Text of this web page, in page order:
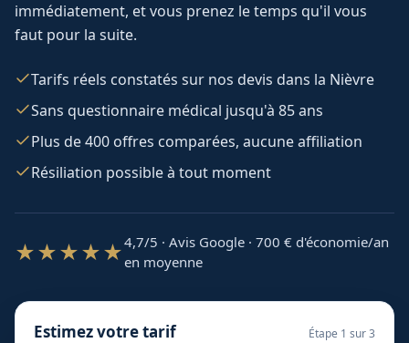
immédiatement, et vous prenez le temps qu'il vous
faut pour la suite.
Tarifs réels constatés sur nos devis dans la Nièvre
Sans questionnaire médical jusqu'à 85 ans
Plus de 400 offres comparées, aucune affiliation
Résiliation possible à tout moment
★★★★★4,7/5 · Avis Google · 700 € d'économie/an
en moyenne
Estimez votre tarif Étape 1 sur 3